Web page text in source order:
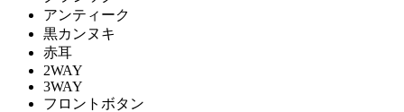
アンティーク
黒カンヌキ
赤耳
2WAY
3WAY
フロントボタン